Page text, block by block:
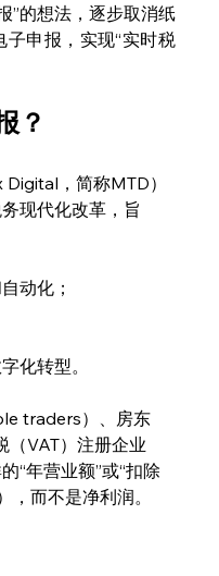
”的想法，逐步取消纸
申报，实现“实时税
？
，简称MTD）
现代化改革，旨
动化；
化转型。
traders）、房东
（VAT）注册企业
“年营业额”或“扣除
而不是净利润。